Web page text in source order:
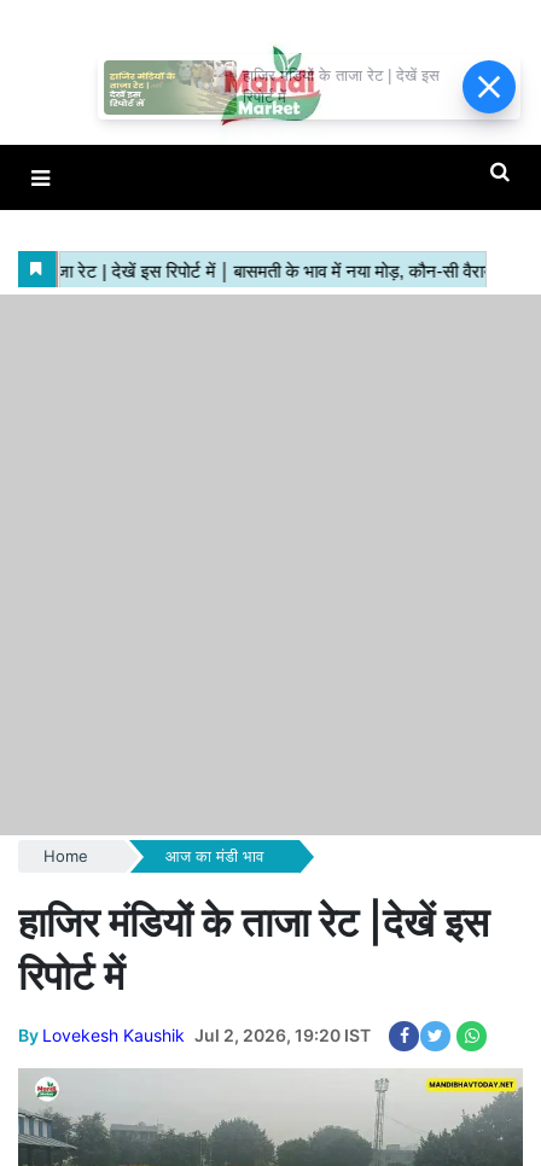
Home आज का मंडी भाव
हाजिर मंडियों के ताजा रेट |देखें इस
रिपोर्ट में
By Lovekesh Kaushik Jul 2, 2026, 19:20 IST
हाजिर मंडियों के ताजा रेट | देखें इस
रिपोर्ट में